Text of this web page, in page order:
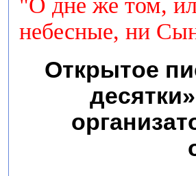
"О дне же том,
небесные, ни
Открытое